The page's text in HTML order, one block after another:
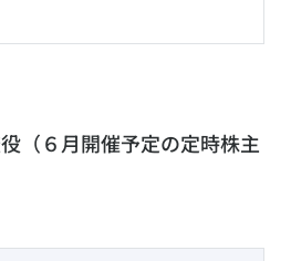
（６月開催予定の定時株主